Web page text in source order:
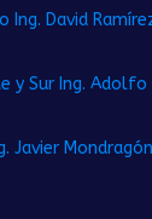
Ing. David
y Sur Ing. Adolfo
Javier